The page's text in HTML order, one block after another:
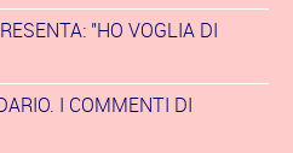
"HO VOGLIA DI
I COMMENTI DI